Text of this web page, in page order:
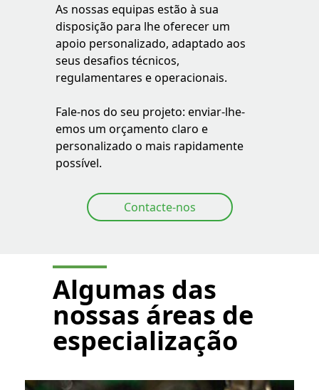
As nossas equipas estão à sua
disposição para lhe oferecer um
apoio personalizado, adaptado aos
seus desafios técnicos,
regulamentares e operacionais.
Fale-nos do seu projeto: enviar-lhe-
emos um orçamento claro e
personalizado o mais rapidamente
possível.
Contacte-nos
Algumas das
nossas áreas de
especialização